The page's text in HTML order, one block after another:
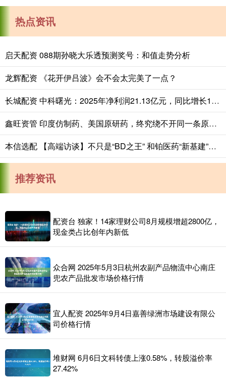
热点资讯
启天配资 088期孙晓大乐透预测奖号：和值走势分析
龙辉配资 《花开伊吕波》会不会太完美了一点？
长城配资 中科曙光：2025年净利润21.13亿元，同比增长10.54%
鑫旺资管 印度仿制药、美国原研药，终究绕不开同一条原料供应链
本信选配 【高端访谈】不只是“BD之王” 和铂医药“新基建”模式打造中国Biotech全球化“新样本”
推荐资讯
配资台 独家！14家理财公司8月规模增超2800亿，
现金类占比创年内新低
众合网 2025年5月3日杭州农副产品物流中心南庄
兜农产品批发市场价格行情
宜人配资 2025年9月4日嘉善绿洲市场建设有限公
司价格行情
堆财网 6月6日文科转债上涨0.58%，转股溢价率
27.42%